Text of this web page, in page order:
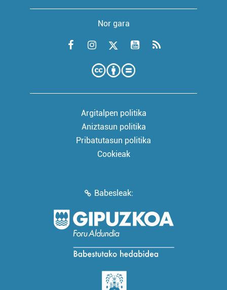
Nor gara
Argitalpen politika
Aniztasun politika
Pribatutasun politika
Cookieak
Babesleak: